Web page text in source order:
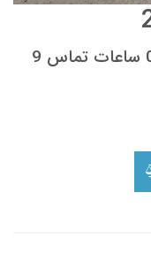
لطفا تماس بگیرید 09121890859 ساعات تماس 9